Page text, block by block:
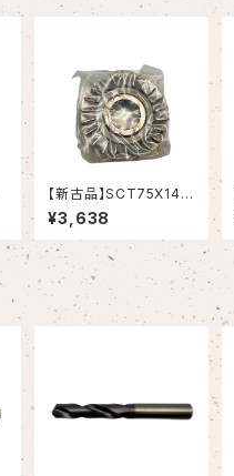
【新古品】SCT75X140
サイドカッター 75X14X
25.4(岡崎精工）
¥3,638